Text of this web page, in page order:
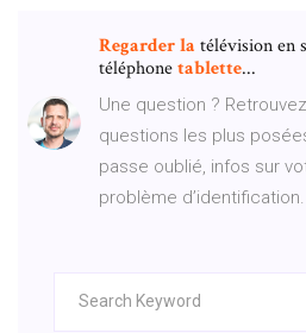
Regarderla télévision en
téléphonetablette...
Une question ?
questions les plus
passe oublié, infos sur
problème d’identification.